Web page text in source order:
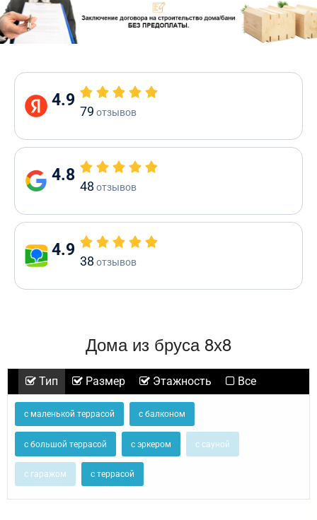
4.9
79 отзывов
4.8
48 отзывов
4.9
38 отзывов
Дома из бруса 8х8
Тип Размер Этажность Все
с маленькой террасой с балконом
с большой террасой с эркером с сауной
с гаражом с террасой